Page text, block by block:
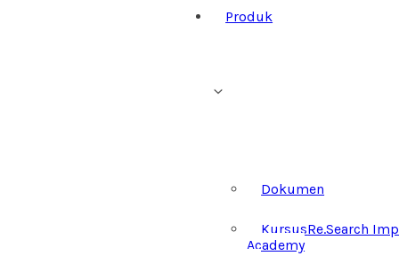
Produk
Dokumen
KursusRe.Search
Academy